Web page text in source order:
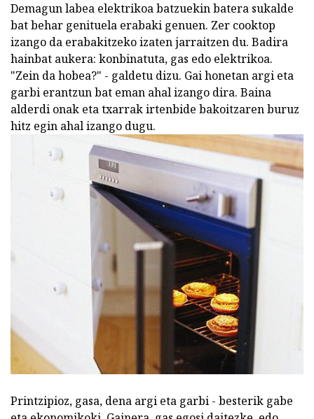
Demagun labea elektrikoa batzuekin batera sukalde
bat behar genituela erabaki genuen. Zer cooktop
izango da erabakitzeko izaten jarraitzen du. Badira
hainbat aukera: konbinatuta, gas edo elektrikoa.
"Zein da hobea?" - galdetu dizu. Gai honetan argi eta
garbi erantzun bat eman ahal izango dira. Baina
alderdi onak eta txarrak irtenbide bakoitzaren buruz
hitz egin ahal izango dugu.
Printzipioz, gasa, dena argi eta garbi - besterik gabe